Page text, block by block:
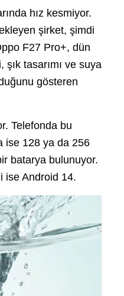
hız kesmiyor.
şirket, şimdi
F27 Pro+, dün
tasarımı ve suya
gösteren
Telefonda bu
ise 128 ya da 256
batarya bulunuyor.
ise Android 14.